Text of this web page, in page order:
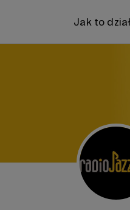
Jak to